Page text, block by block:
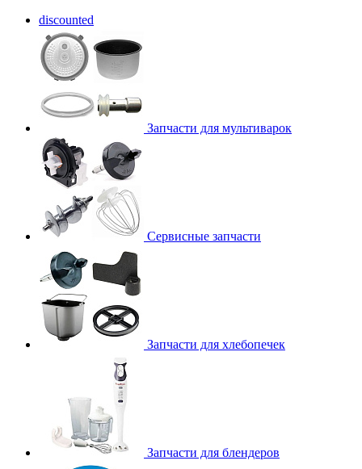
discounted
Запчасти для мультиварок
Сервисные запчасти
Запчасти для хлебопечек
Запчасти для блендеров